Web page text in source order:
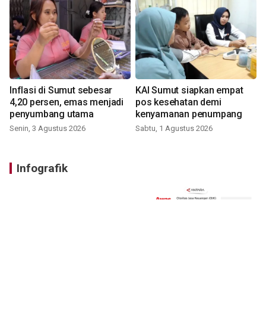
Inflasi di Sumut sebesar
4,20 persen, emas menjadi
penyumbang utama
Senin, 3 Agustus 2026
KAI Sumut siapkan empat
pos kesehatan demi
kenyamanan penumpang
Sabtu, 1 Agustus 2026
Infografik